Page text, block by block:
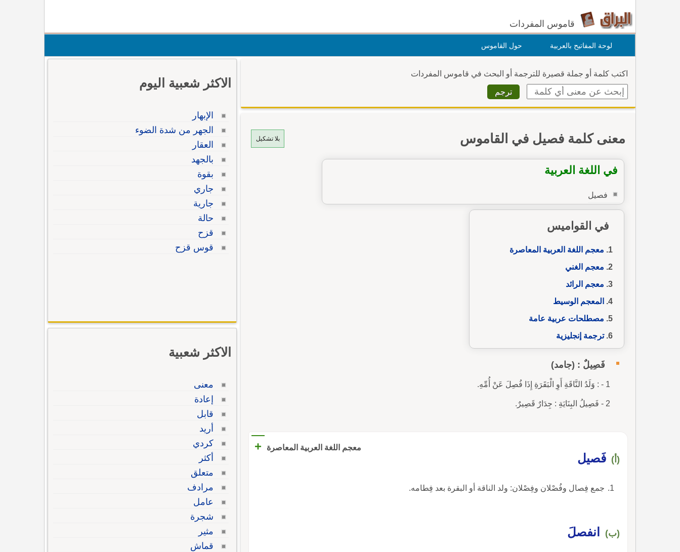
قاموس المفردات
لوحة المفاتيح بالعربية حول القاموس
اكتب كلمة أو جملة قصيرة للترجمة أو البحث في قاموس المفردات
بلا تشكيل معنى كلمة فصيل في القاموس
في اللغة العربية
فصيل
في القواميس
معجم اللغة العربية المعاصرة
معجم الغني
معجم الرائد
المعجم الوسيط
مصطلحات عربية عامة
ترجمة إنجليزية
فَصِيلٌ : (جامد)
1 - : وَلَدُ النَّاقَةِ أَوِ الْبَقَرَةِ إِذَا فُصِلَ عَنْ أُمِّهِ.
2 - فَصِيلُ البِنَايَةِ : جِدَارٌ قَصِيرٌ.
معجم اللغة العربية المعاصرة +
(أ) فَصيل
جمع فِصال وفُصْلان وفِصْلان: ولد الناقة أو البقرة بعد فِطامه.
(ب) انفصلَ
الاكثر شعبية اليوم
الإبهار
الجهر من شدة الضوء
العقار
بالجهد
بقوة
جاري
جارية
حالة
قزح
قوس قزح
الاكثر شعبية
معنى
إعادة
قابل
أريد
كردي
أكثر
متعلق
مرادف
عامل
شجرة
مثير
قماش